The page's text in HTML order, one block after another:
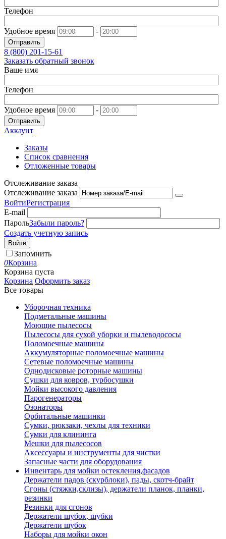
Телефон
Удобное время -
Отправить
8 (800) 201-15-61
Заказать обратный звонок
Ваше имя
Телефон
Удобное время -
Отправить
Аккаунт
Заказы
Список сравнения
Отложенные товары
Отслеживание заказа
Отслеживание заказа
ВойтиРегистрация
E-mail
ПарольЗабыли пароль?
Создать учетную запись
Войти
Запомнить
0Корзина
Корзина пуста
Корзина Оформить заказ
Все товары
Уборочная техника
Подметальные машины
Моющие пылесосы
Пылесосы для сухой уборки и пылеводососы
Поломоечные машины
Аккумуляторные поломоечные машины
Сетевые поломоечные машины
Однодисковые роторные машины
Сушки для ковров, турбосушки
Мойки высокого давления
Парогенераторы
Озонаторы
Орбитальные машинки
Сумки, рюкзаки, чехлы для техники
Сумки для клининга
Мешки для пылесосов
Аксессуары и инструменты для чистки
Запасные части для оборудования
Инвентарь для мойки остекления,фасадов
Держатели падов (скурблоки), пады, скотч-брайт
Сгоны (стяжки,склизы), держатели планок, планки,
резинки
Резинки для сгонов
Держатели шубок, шубки
Держатели шубок
Наборы для мойки окон